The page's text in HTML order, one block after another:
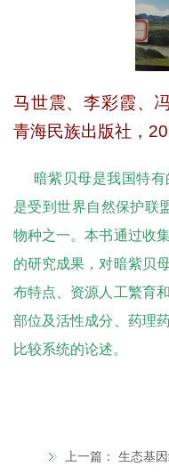
马世震、李彩霞、
青海民族出版社，
暗紫贝母是我国特有
是受到世界自然保护联
物种之一。本书通过收
的研究成果，对暗紫贝
布特点、资源人工繁育
部位及活性成分、药理
比较系统的论述。
上一篇： 生态基